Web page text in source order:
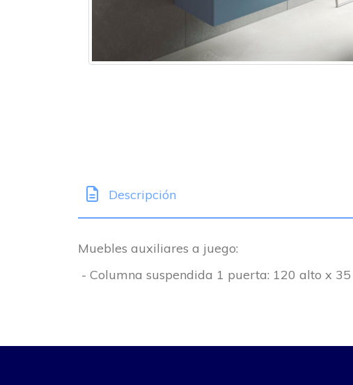
Descripción
Muebles auxiliares a juego:
- Columna suspendida 1 puerta: 120 alto x